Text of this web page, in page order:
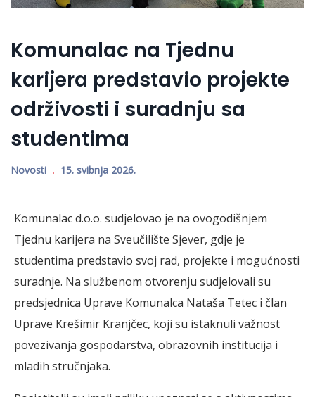
Komunalac na Tjednu
karijera predstavio projekte
održivosti i suradnju sa
studentima
Novosti 15. svibnja 2026.
Komunalac d.o.o. sudjelovao je na ovogodišnjem
Tjednu karijera na Sveučilište Sjever, gdje je
studentima predstavio svoj rad, projekte i mogućnosti
suradnje. Na službenom otvorenju sudjelovali su
predsjednica Uprave Komunalca Nataša Tetec i član
Uprave Krešimir Kranjčec, koji su istaknuli važnost
povezivanja gospodarstva, obrazovnih institucija i
mladih stručnjaka.